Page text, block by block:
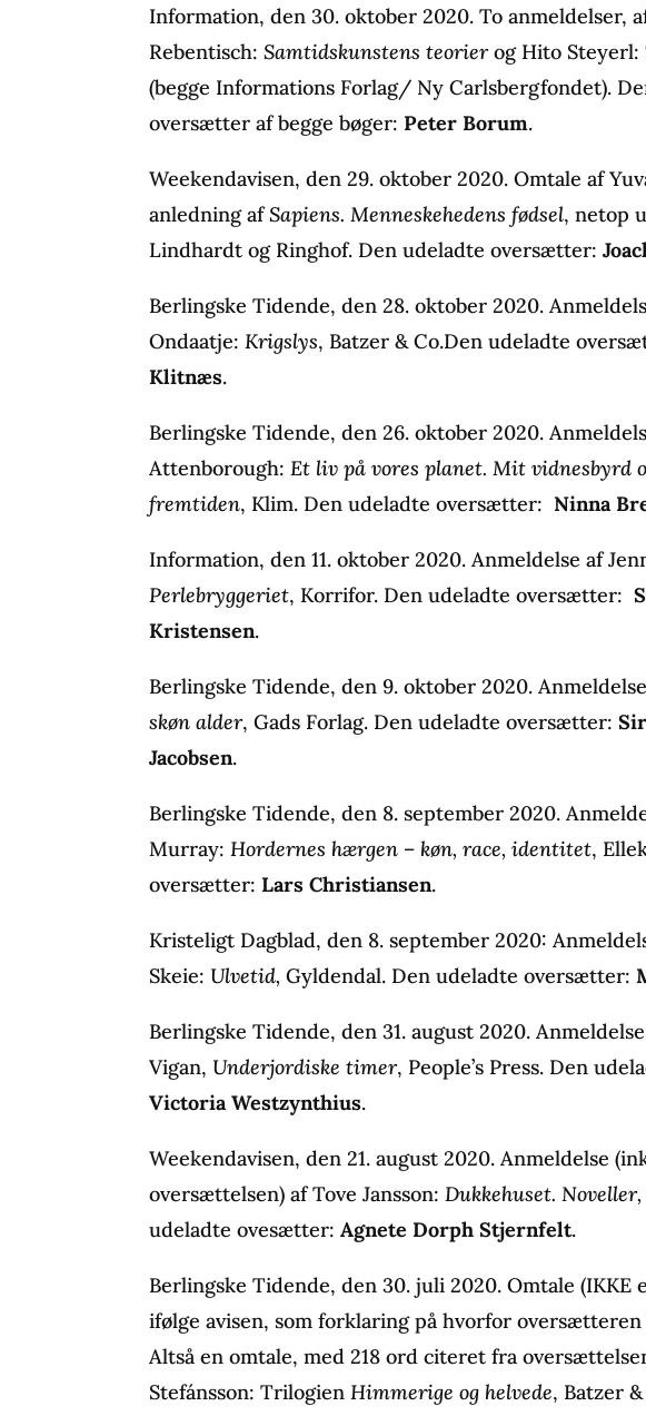
Information, den 30. oktober 2020. To anmeldelser,
Rebentisch:Samtidskunstens teorierog Hito Steyerl:
(begge Informations Forlag/ Ny Carlsbergfondet).
oversætter af begge bøger: Peter Borum.
Weekendavisen, den 29. oktober 2020. Omtale af
anledning afSapiens. Menneskehedens fødsel, netop
Lindhardt og Ringhof. Den udeladte oversætter:
Berlingske Tidende, den 28. oktober 2020.
Ondaatje:Krigslys, Batzer & Co.Den udeladte
Klitnæs.
Berlingske Tidende, den 26. oktober 2020.
Attenborough:Et liv på vores planet. Mit vidnesbyrd
fremtiden, Klim. Den udeladte oversætter:Ninna
Information, den 11. oktober 2020. Anmeldelse af
Perlebryggeriet, Korrifor. Den udeladte oversætter:
Kristensen.
Berlingske Tidende, den 9. oktober 2020.
skøn alder, Gads Forlag. Den udeladte oversætter:
Jacobsen.
Berlingske Tidende, den 8. september 2020.
Murray:Hordernes hærgen – køn, race, identitet,
oversætter: Lars Christiansen.
Kristeligt Dagblad, den 8. september 2020:
Skeie: Ulvetid,Gyldendal. Den udeladte oversætter:
Berlingske Tidende, den 31. august 2020.
Vigan, Underjordiske timer, People’s Press. Den
Victoria Westzynthius.
Weekendavisen, den 21. august 2020. Anmeldelse
oversættelsen) af Tove Jansson:Dukkehuset. Noveller,
udeladte ovesætter:Agnete Dorph Stjernfelt.
Berlingske Tidende, den 30. juli 2020. Omtale (IKKE
ifølge avisen, som forklaring på hvorfor
Altså en omtale, med 218 ord citeret fra
Stefánsson: TrilogienHimmerige og helvede, Batzer